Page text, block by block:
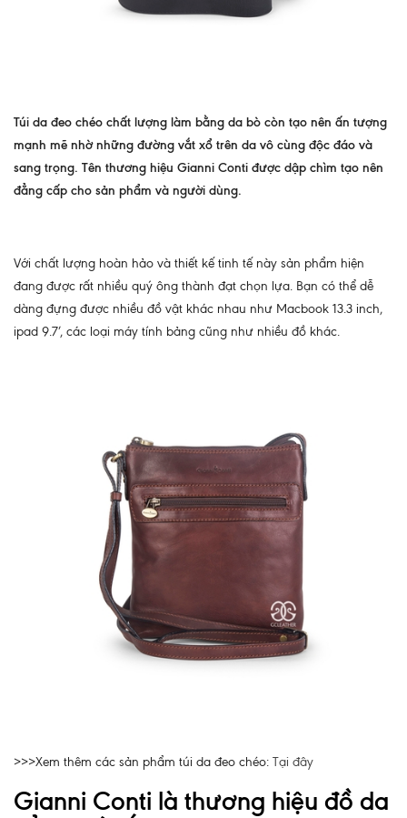
Túi da đeo chéo chất lượng làm bằng da bò còn tạo nên ấn tượng
mạnh mẽ nhờ những đường vắt xổ trên da vô cùng độc đáo và
sang trọng. Tên thương hiệu Gianni Conti được dập chìm tạo nên
đẳng cấp cho sản phẩm và người dùng.
Với chất lượng hoàn hảo và thiết kế tinh tế này sản phẩm hiện
đang được rất nhiều quý ông thành đạt chọn lựa. Bạn có thể dễ
dàng đựng được nhiều đồ vật khác nhau như Macbook 13.3 inch,
ipad 9.7’, các loại máy tính bảng cũng như nhiều đồ khác.
>>>Xem thêm các sản phẩm túi da đeo chéo: Tại đây
Gianni Conti là thương hiệu đồ da